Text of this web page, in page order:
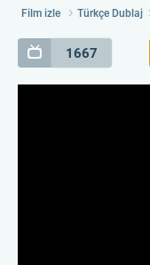
Film izle Türkçe Dublaj
1667